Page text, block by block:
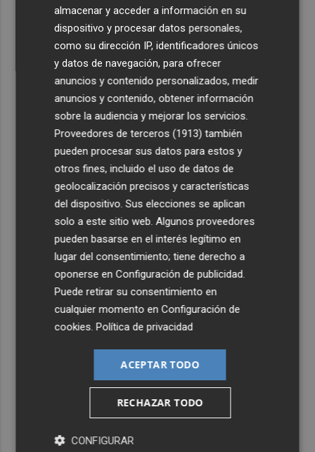
Los equipos de extinción afrontan horas "vitales" en
Tírig para trabajar con medios aéreos
La Guardia Civil desplegará un dispositivo especial de
seguridad por el eclipse del día 12, con más de 24.000
efectivos
El Ayuntamiento de València lanza un decálogo para
seguir el eclipse con seguridad
Jorge Martín logra su primera 'pole position' en
Silverstone, con nuevo récord
Carmen Ortí: "Me gustaría ser la consellera que ha
estimulado el cariño por el valenciano"
almacenar y acceder a información en su
dispositivo y procesar datos personales,
como su dirección IP, identificadores únicos
y datos de navegación, para ofrecer
anuncios y contenido personalizados, medir
anuncios y contenido, obtener información
sobre la audiencia y mejorar los servicios.
Proveedores de terceros (1913) también
pueden procesar sus datos para estos y
otros fines, incluido el uso de datos de
geolocalización precisos y características
del dispositivo. Sus elecciones se aplican
solo a este sitio web. Algunos proveedores
pueden basarse en el interés legítimo en
lugar del consentimiento; tiene derecho a
oponerse enConfiguración de publicidad
Puede retirar su consentimiento en
cualquier momento enConfiguración de
cookies .Política de privacidad
ACEPTAR TODO
RECHAZAR TODO
CONFIGURAR